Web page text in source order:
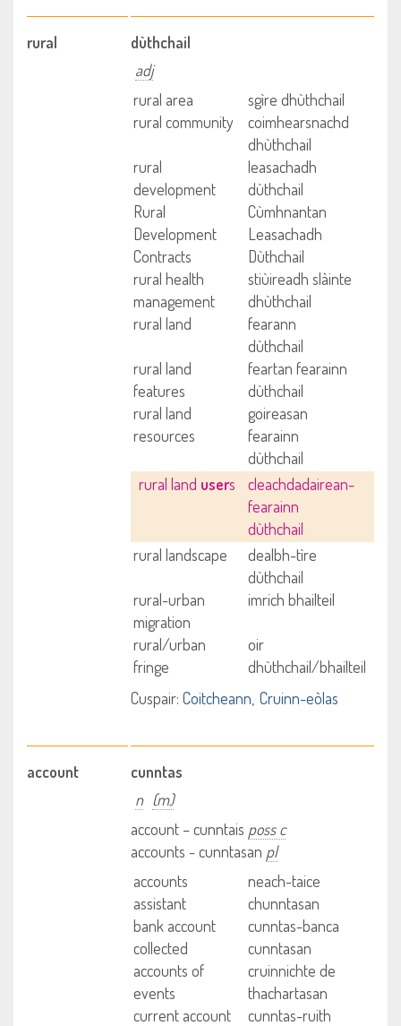
rural
dùthchail
adj
rural area
sgìre dhùthchail
rural community
coimhearsnachd
dhùthchail
rural
development
leasachadh
dùthchail
Rural
Development
Contracts
Cùmhnantan
Leasachadh
Dùthchail
rural health
management
stiùireadh slàinte
dhùthchail
rural land
fearann
dùthchail
rural land
features
feartan fearainn
dùthchail
rural land
resources
goireasan
fearainn
dùthchail
rural land users
cleachdadairean-
fearainn
dùthchail
rural landscape
dealbh-tìre
dùthchail
rural-urban
migration
imrich bhailteil
rural/urban
fringe
oir
dhùthchail/bhailteil
Cuspair: Coitcheann Cruinn-eòlas
account
cunntas
n (m)
account – cunntais poss c
accounts - cunntasan pl
accounts
assistant
neach-taice
chunntasan
bank account
cunntas-banca
collected
accounts of
events
cunntasan
cruinnichte de
thachartasan
current account
cunntas-ruith